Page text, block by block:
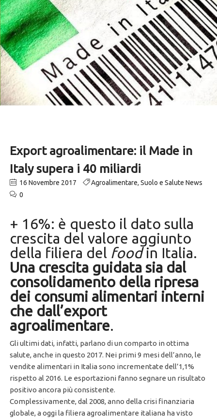
Export agroalimentare: il Made in
Italy supera i 40 miliardi
16 Novembre 2017 Agroalimentare, Suolo e Salute News
0
+ 16%: è questo il dato sulla
crescita del valore aggiunto
della filiera del foodin Italia.
Una crescita guidata sia dal
consolidamento della ripresa
dei consumi alimentari interni
che dall’export
agroalimentare.
Gli ultimi dati, infatti, parlano di un comparto in ottima
salute, anche in questo 2017. Nei primi 9 mesi dell’anno, le
vendite alimentari in Italia sono incrementate dell’1,1%
rispetto al 2016. Le esportazioni fanno segnare un risultato
positivo ancora più consistente.
Complessivamente, dal 2008, anno della crisi finanziaria
globale, a oggi la filiera agroalimentare italiana ha visto